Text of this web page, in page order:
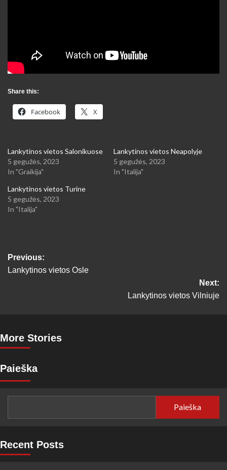
Share this:
Facebook X
Lankytinos vietos Salonikuose
5 gegužės, 2023
In "Graikija"
Lankytinos vietos Neapolyje
5 gegužės, 2023
In "Italija"
Lankytinos vietos Turine
5 gegužės, 2023
In "Italija"
Post
navigation
Previous:
Lankytinos vietos Osle
Next:
Lankytinos vietos Vilniuje
More Stories
Paieška
Paieška
Recent Posts